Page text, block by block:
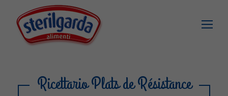
Ricettario Plats de Résistance